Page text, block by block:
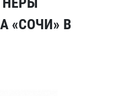
«СОЧИ» В